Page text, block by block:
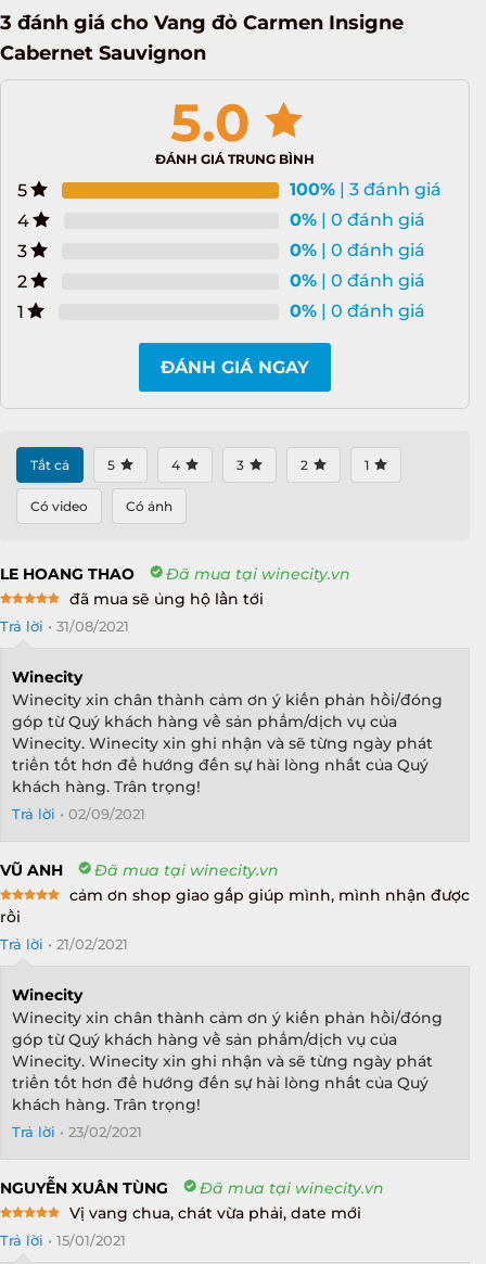
3 đánh giá cho Vang đỏ Carmen Insigne
Cabernet Sauvignon
5.0
ĐÁNH GIÁ TRUNG BÌNH
5 100% | 3 đánh giá
4
0% | 0 đánh giá
3
0% | 0 đánh giá
2
0% | 0 đánh giá
1
0% | 0 đánh giá
ĐÁNH GIÁ NGAY
Tất cả 5 4 3 2 1
Có video Có ảnh
LE HOANG THAO Đã mua tại winecity.vn
out of 5
đã mua sẽ ủng hộ lần tới
Trả lời • 31/08/2021
Winecity
Winecity xin chân thành cảm ơn ý kiến phản hồi/đóng
góp từ Quý khách hàng về sản phẩm/dịch vụ của
Winecity. Winecity xin ghi nhận và sẽ từng ngày phát
triển tốt hơn để hướng đến sự hài lòng nhất của Quý
khách hàng. Trân trọng!
Trả lời • 02/09/2021
VŨ ANH Đã mua tại winecity.vn
Rated
out of 5
cảm ơn shop giao gấp giúp mình, mình nhận được
rồi
Trả lời • 21/02/2021
Winecity
Winecity xin chân thành cảm ơn ý kiến phản hồi/đóng
góp từ Quý khách hàng về sản phẩm/dịch vụ của
Winecity. Winecity xin ghi nhận và sẽ từng ngày phát
triển tốt hơn để hướng đến sự hài lòng nhất của Quý
khách hàng. Trân trọng!
Trả lời • 23/02/2021
NGUYỄN XUÂN TÙNG Đã mua tại winecity.vn
out of 5
Vị vang chua, chát vừa phải, date mới
Trả lời • 15/01/2021